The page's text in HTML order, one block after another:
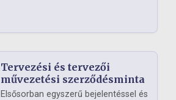
Tervezési és tervezői
művezetési szerződésminta
Elsősorban egyszerű bejelentéssel és